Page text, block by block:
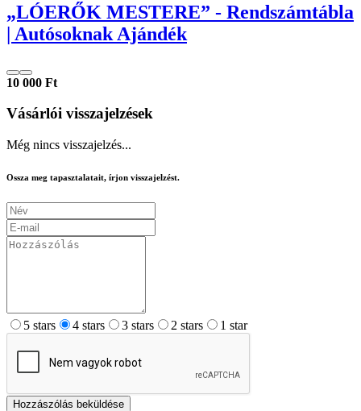
„LÓERŐK MESTERE” - Rendszámtábla
| Autósoknak Ajándék
10 000 Ft
Vásárlói visszajelzések
Még nincs visszajelzés...
Ossza meg tapasztalatait, írjon visszajelzést.
5 stars 4 stars 3 stars 2 stars 1 star
Hozzászólás beküldése